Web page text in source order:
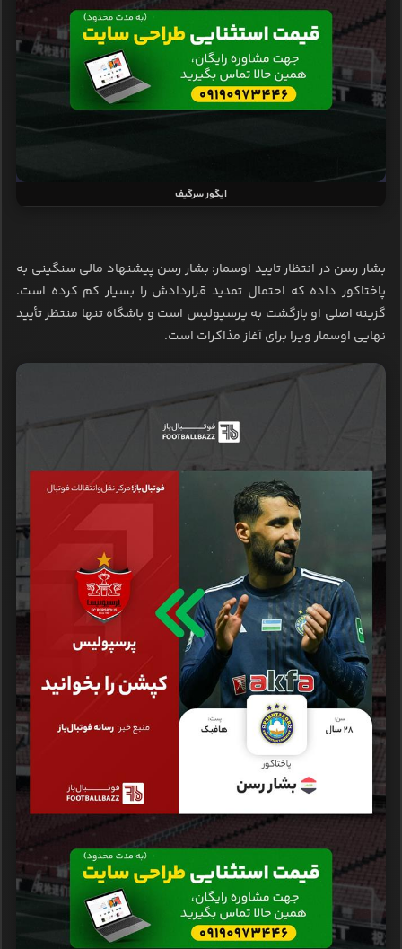
ایگور سرگیف
بشار رسن در انتظار تایید اوسمار: بشار رسن پیشنهاد مالی سنگینی به
پاختاکور داده که احتمال تمدید قراردادش را بسیار کم کرده است.
گزینه اصلی او بازگشت به پرسپولیس است و باشگاه تنها منتظر تأیید
نهایی اوسمار ویرا برای آغاز مذاکرات است.